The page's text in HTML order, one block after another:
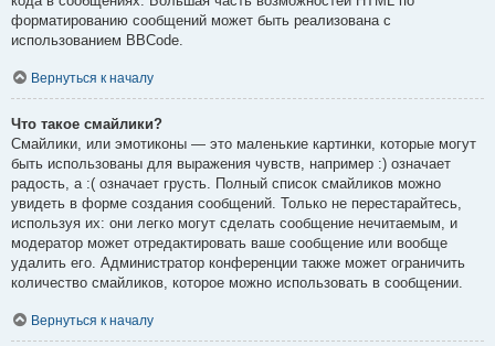
форматированию сообщений может быть реализована с
использованием BBCode.
Вернуться к началу
Что такое смайлики?
Смайлики, или эмотиконы — это маленькие картинки, которые могут
быть использованы для выражения чувств, например :) означает
радость, а :( означает грусть. Полный список смайликов можно
увидеть в форме создания сообщений. Только не перестарайтесь,
используя их: они легко могут сделать сообщение нечитаемым, и
модератор может отредактировать ваше сообщение или вообще
удалить его. Администратор конференции также может ограничить
количество смайликов, которое можно использовать в сообщении.
Вернуться к началу